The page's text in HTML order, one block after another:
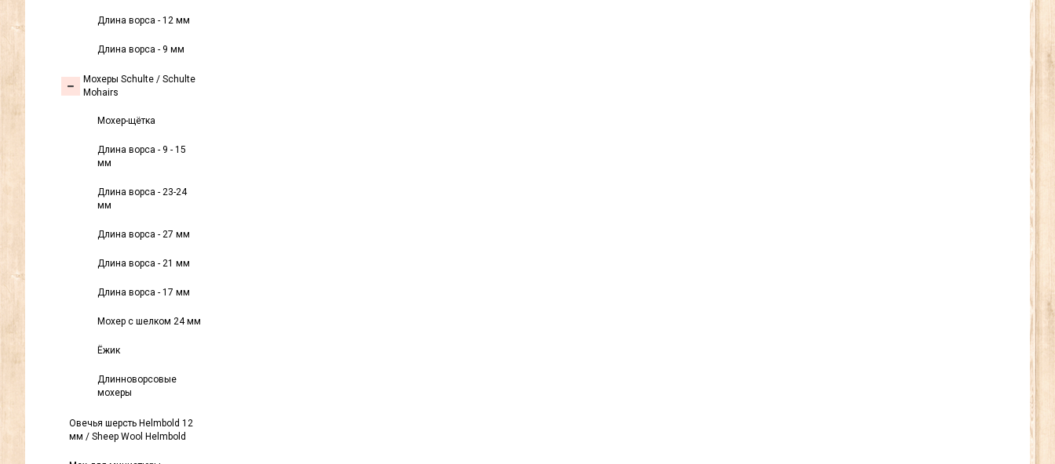
Длина ворса - 12 мм
Длина ворса - 9 мм
Мохеры Sсhulte / Schulte
Mohairs
Мохер-щётка
Длина ворса - 9 - 15
мм
Длина ворса - 23-24
мм
Длина ворса - 27 мм
Длина ворса - 21 мм
Длина ворса - 17 мм
Мохер с шелком 24 мм
Ёжик
Длинноворсовые
мохеры
Овечья шерсть Helmbold 12
мм / Sheep Wool Helmbold